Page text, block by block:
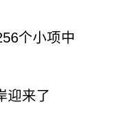
个小项中
迎来了